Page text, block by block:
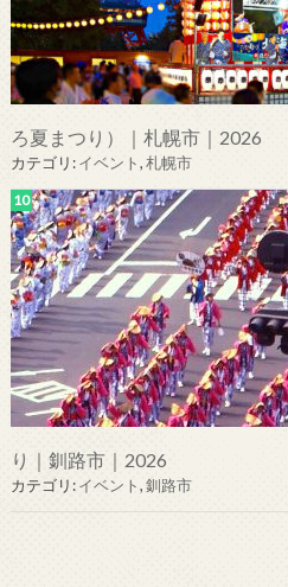
ろ夏まつり）｜札幌市｜2026
カテゴリ:イベント,札幌市
り｜釧路市｜2026
カテゴリ:イベント,釧路市